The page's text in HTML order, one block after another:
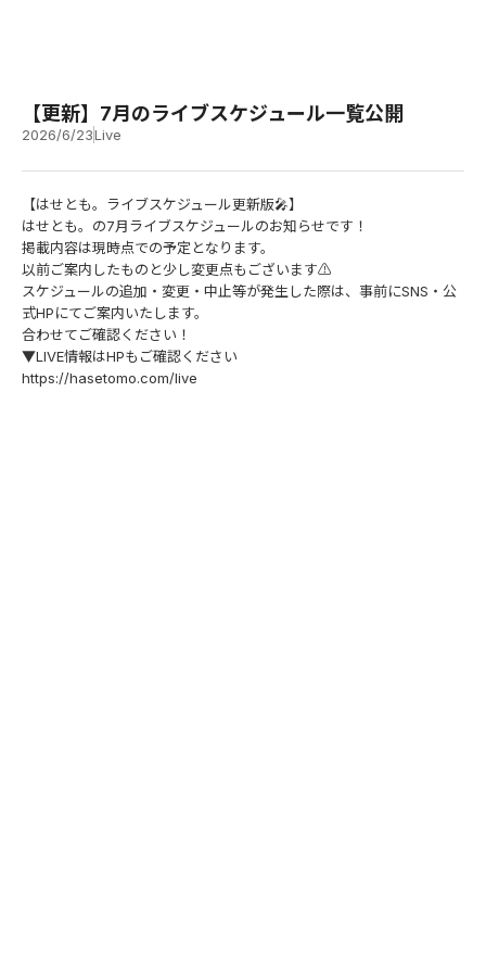
2026/6/23Live
【更新】7月のライブスケジュール一覧公開
【はせとも。ライブスケジュール更新版🎤】
はせとも。の7月ライブスケジュールのお知らせです！
掲載内容は現時点での予定となります。
以前ご案内したものと少し変更点もございます⚠️
スケジュールの追加・変更・中止等が発生した際は、事前にSNS・公
式HPにてご案内いたします。
合わせてご確認ください！
▼LIVE情報はHPもご確認ください
https://hasetomo.com/live